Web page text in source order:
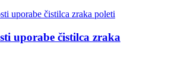
uporabe čistilca zraka